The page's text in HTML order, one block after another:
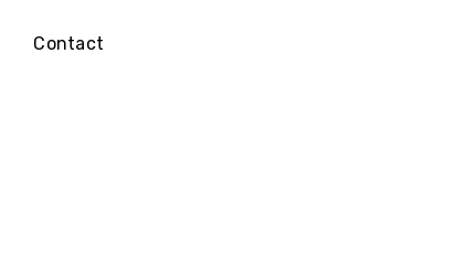
Contact